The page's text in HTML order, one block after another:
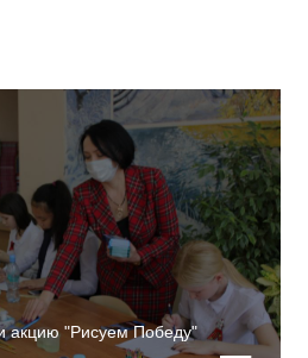
акцию "Рисуем Победу"